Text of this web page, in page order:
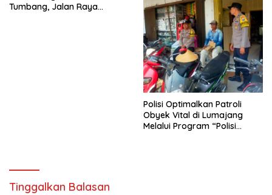
Tumbang, Jalan Raya
Polisi Optimalkan Patroli
Obyek Vital di Lumajang
Melalui Program “Polisi
Tinggalkan Balasan